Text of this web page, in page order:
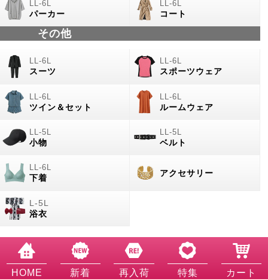
パーカー コート
その他
スーツ スポーツウェア
ツイン＆セット ルームウェア
小物 ベルト
下着
アクセサリー
浴衣
HOME 新着 再入荷 特集 カート